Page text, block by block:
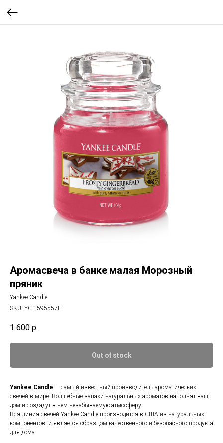
Аромасвеча в банке малая Морозный
пряник
Yankee Candle
SKU: YC-1595557E
1 600 р.
Out of stock
Yankee Candle — самый известный производитель ароматических
свечей в мире. Волшебные запахи натуральных ароматов наполнят ваш
дом и создадут в нём незабываемую атмосферу.
Вся линия свечей Yankee Candle производится в США из натуральных
компонентов, и является образцом качественного и безопасного продукта
для дома.